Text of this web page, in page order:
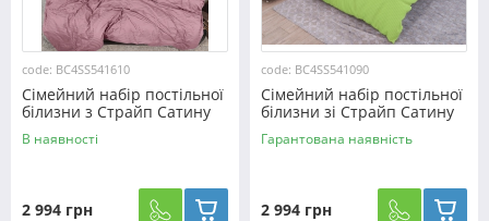
code: BC4SS541610
Сімейний набір постільної
білизни з Страйп Сатину
№541610
В наявності
2 994 грн
code: BC4SS541090
Сімейний набір постільної
білизни зі Страйп Сатину
№541090 KRISPOL™
Гарантована наявність
2 994 грн